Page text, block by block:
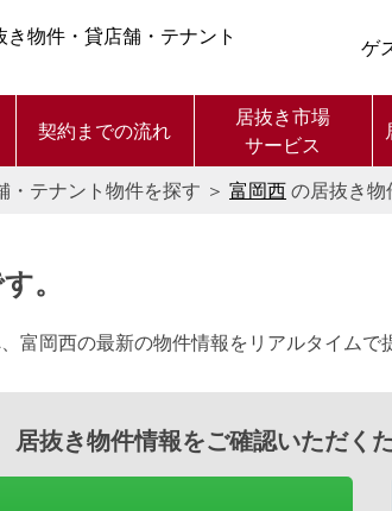
物件・貸店舗・テナント
ゲ
契約までの流れ
居抜き市場
サービス
・テナント物件を探す ＞ 富岡西の居抜き
。
富岡西の最新の物件情報をリアルタイムで
居抜き物件情報をご確認いただく